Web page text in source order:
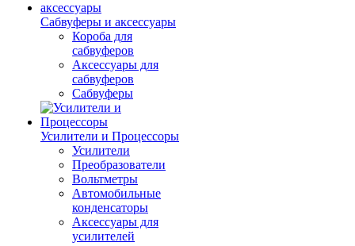
Сабвуферы и аксессуары
Короба для
сабвуферов
Аксессуары для
сабвуферов
Сабвуферы
Усилители и Процессоры
Усилители
Преобразователи
Вольтметры
Автомобильные
конденсаторы
Аксессуары для
усилителей